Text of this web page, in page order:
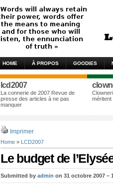
HOME À PROPOS GOODIES
lcd2007
La connerie de 2007 Revue de
presse des articles à ne pas
manquer
méritent
Imprimer
Home » LCD2007
Le budget de
Submitted by admin on 31 octobre 2007 –